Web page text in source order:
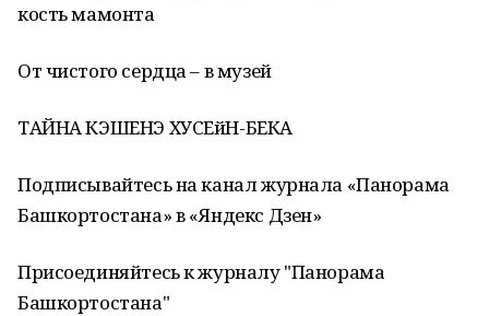
кость мамонта
От чистого сердца – в музей
ТАЙНА КЭШЕНЭ ХУСЕйН-БЕКА
Подписывайтесь на канал журнала «Панорама
Башкортостана» в «Яндекс Дзен»
Присоединяйтесь к журналу "Панорама
Башкортостана"